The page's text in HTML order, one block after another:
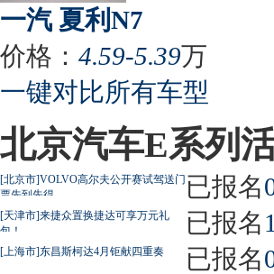
一汽 夏利N7
价格： 4.59-5.39万
一键对比所有车型
北京汽车E系列
[北京市]VOLVO高尔夫公开赛试驾送门
票先到先得
已报名
[天津市]来捷众置换捷达可享万元礼
包！
已报名1
[上海市]东昌斯柯达4月钜献四重奏 已报名